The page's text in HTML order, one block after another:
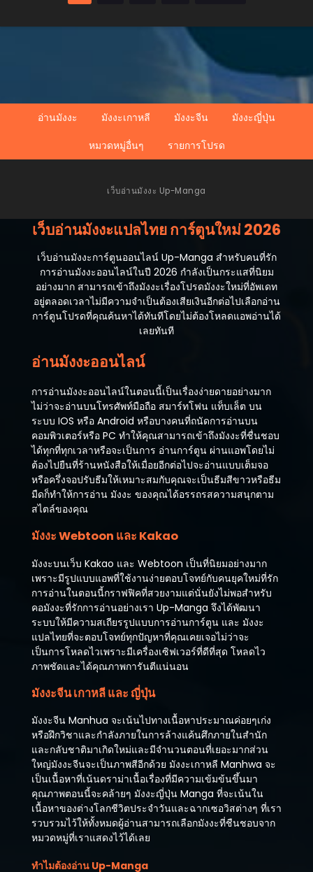
อ่านมังงะ มังงะเกาหลี มังงะจีน
มังงะญี่ปุ่น
หมวดหมู่อื่นๆ
รายการโปรด
เว็บอ่านมังงะ Up-Manga
เว็บอ่านมังงะแปลไทย การ์ตูนใหม่ 2026
เว็บอ่านมังงะการ์ตูนออนไลน์ Up-Manga สำหรับคนที่รัก
การอ่านมังงะออนไลน์ในปี 2026 กำลังเป็นกระแสที่นิยม
อย่างมาก สามารถเข้าถึงมังงะเรื่องโปรดมังงะใหม่ที่อัพเดท
อยู่ตลอดเวลาไม่มีความจำเป็นต้องเสียเงินอีกต่อไปเลือกอ่าน
การ์ตูนโปรดที่คุณค้นหาได้ทันทีโดยไม่ต้องโหลดแอพอ่านได้
เลยทันที
อ่านมังงะออนไลน์
การอ่านมังงะออนไลน์ในตอนนี้เป็นเรื่องง่ายดายอย่างมาก
ไม่ว่าจะอ่านบนโทรศัพท์มือถือ สมาร์ทโฟน แท็บเล็ต บน
ระบบ IOS หรือ Android หรือบางคนที่ถนัดการอ่านบน
คอมพิวเตอร์หรือ PC ทำให้คุณสามารถเข้าถึงมังงะที่ชื่นชอบ
ได้ทุกที่ทุกเวลาหรือจะเป็นการ อ่านการ์ตูน ผ่านแอพโดยไม่
ต้องไปยืนที่ร้านหนังสือให้เมื่อยอีกต่อไปจะอ่านแบบเต็มจอ
หรือครึ่งจอปรับธีมให้เหมาะสมกับคุณจะเป็นธีมสีขาวหรือธีม
มืดก็ทำให้การอ่าน มังงะ ของคุณได้อรรถรสความสนุกตาม
สไตล์ของคุณ
มังงะ Webtoon และ Kakao
มังงะบนเว็บ Kakao และ Webtoon เป็นที่นิยมอย่างมาก
เพราะมีรูปแบบแอพที่ใช้งานง่ายตอบโจทย์กับคนยุคใหม่ที่รัก
การอ่านในตอนนี้กราฟฟิคที่สวยงามแต่นั่นยังไม่พอสำหรับ
คอมังงะที่รักการอ่านอย่างเรา Up-Manga จึงได้พัฒนา
ระบบให้มีความสเถียรรูปแบบการอ่านการ์ตูน และ มังงะ
แปลไทยที่จะตอบโจทย์ทุกปัญหาที่คุณเคยเจอไม่ว่าจะ
เป็นการโหลดไวเพราะมีเครื่องเซิฟเวอร์ที่ดีที่สุด โหลดไว
ภาพชัดและได้คุณภาพการันตีแน่นอน
มังงะจีน เกาหลี และ ญี่ปุ่น
มังงะจีน Manhua จะเน้นไปทางเนื้อหาประมาณค่อยๆเก่ง
หรือฝึกวิชาและกำลังภายในการล้างแค้นศึกภายในสำนัก
และกลับชาติมาเกิดใหม่และมีจำนวนตอนที่เยอะมากส่วน
ใหญ่มังงะจีนจะเป็นภาพสีอีกด้วย มังงะเกาหลี Manhwa จะ
เป็นเนื้อหาที่เน้นดราม่าเนื้อเรื่องที่มีความเข้มข้นขึ้นมา
คุณภาพตอนนี้จะคล้ายๆ มังงะญี่ปุ่น Manga ที่จะเน้นใน
เนื้อหาของต่างโลกชีวิตประจำวันและฉากเซอวิสต่างๆ ที่เรา
รวบรวมไว้ให้ทั้งหมดผู้อ่านสามารถเลือกมังงะที่ชืนชอบจาก
หมวดหมู่ที่เราแสดงไว้ได้เลย
ทำไมต้องอ่าน Up-Manga